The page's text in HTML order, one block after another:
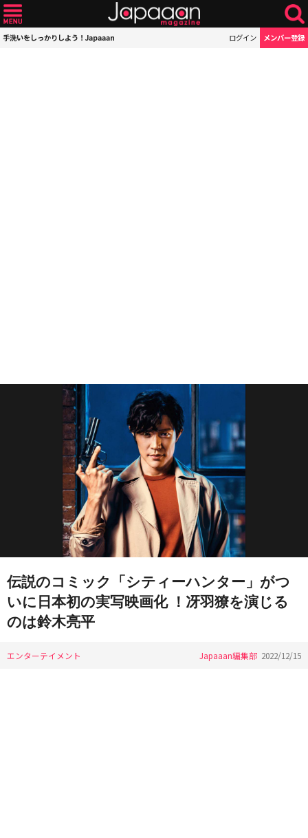
手洗いをしっかりしよう！Japaaan ログイン メンバー登録
伝説のコミック「シティーハンター」がつ
いに日本初の実写映画化 ！冴羽獠を演じる
のは鈴木亮平
エンターテイメント Japaaan編集部 2022/12/15